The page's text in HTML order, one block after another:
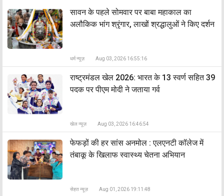
सावन के पहले सोमवार पर बाबा महाकाल का
अलौकिक भांग श्रृंगार, लाखों श्रद्धालुओं ने किए दर्शन
धर्म न्यूज़ Aug 03, 2026 16:55:16
राष्ट्रमंडल खेल 2026: भारत के 13 स्वर्ण सहित 39
पदक पर पीएम मोदी ने जताया गर्व
खेल न्यूज़ Aug 03, 2026 16:46:54
फेफड़ों की हर सांस अनमोल : एलएनटी कॉलेज में
तंबाकू के खिलाफ स्वास्थ्य चेतना अभियान
सेहत न्यूज़ Aug 01, 2026 19:11:48